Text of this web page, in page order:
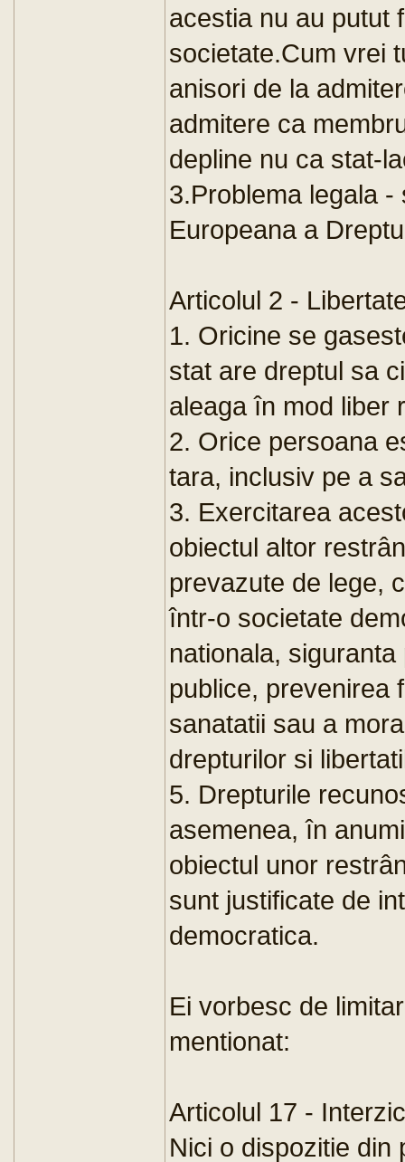
acestia nu au putut
societate.Cum vrei
anisori de la
admitere ca
depline nu ca stat-
3.Problema legala
Europeana a
Articolul 2 -
1. Oricine se
stat are dreptul sa
aleaga în mod liber
2. Orice persoana
tara, inclusiv pe a
3. Exercitarea
obiectul altor
prevazute de lege,
într-o societate
nationala,
publice, prevenirea
sanatatii sau a
drepturilor si
5. Drepturile
asemenea, în
obiectul unor
sunt justificate de
democratica.
Ei vorbesc de
mentionat:
Articolul 17 -
Nici o dispozitie din